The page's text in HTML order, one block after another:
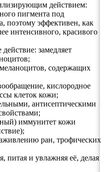
действием:
пигмента под
поэтому эффективен, как
интенсивного, красивого
замедляет
содержащих
кислородное
клеток кожи;
антисептическими
иммунитет кожи
ран, трофических
питая и увлажняя её, делая